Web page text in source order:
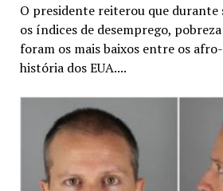
O presidente reiterou que durante
os índices de desemprego,
foram os mais baixos entre os
história dos EUA....